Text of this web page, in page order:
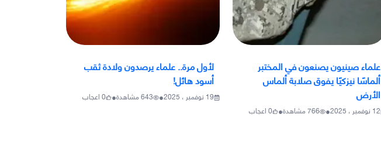
علماء صينيون يصنعون في المختبر
ألماسًا نيزكيًا يفوق صلابة ألماس
الأرض
12 نوفمبر ، 2025 •
766مشاهدة•
0اعجاب
لأول مرة.. علماء يرصدون ولادة ثقب
أسود هائل!
19 نوفمبر ، 2025 •
643مشاهدة•
0اعجاب